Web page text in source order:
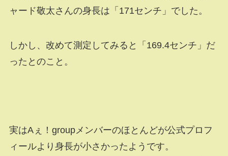
ャード敬太さんの身長は「171センチ」でした。
しかし、改めて測定してみると「169.4センチ」だ
ったとのこと。
実はAぇ！groupメンバーのほとんどが公式プロフ
ィールより身長が小さかったようです。